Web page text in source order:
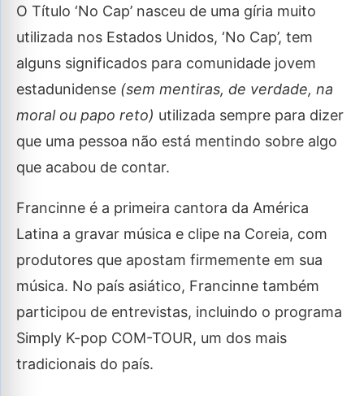
O Título ‘No Cap’ nasceu de uma gíria muito
utilizada nos Estados Unidos, ‘No Cap’, tem
alguns significados para comunidade jovem
estadunidense (sem mentiras, de verdade, na
moral ou papo reto) utilizada sempre para dizer
que uma pessoa não está mentindo sobre algo
que acabou de contar.
Francinne é a primeira cantora da América
Latina a gravar música e clipe na Coreia, com
produtores que apostam firmemente em sua
música. No país asiático, Francinne também
participou de entrevistas, incluindo o programa
Simply K-pop COM-TOUR, um dos mais
tradicionais do país.